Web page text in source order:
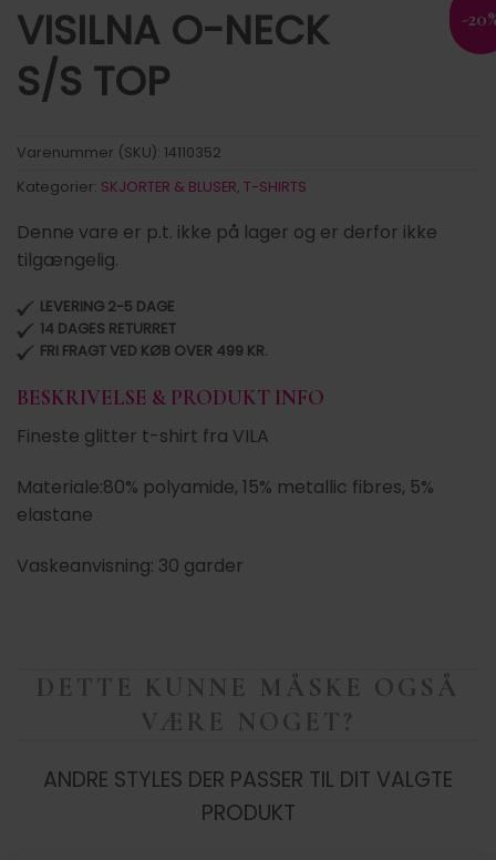
-
VISILNA O-NECK
S/S TOP
Varenummer (SKU): 14110352
Kategorier: SKJORTER & BLUSER, T-SHIRTS
Denne vare er p.t. ikke på lager og er derfor ikke
tilgængelig.
LEVERING 2-5 DAGE
14 DAGES RETURRET
FRI FRAGT VED KØB OVER 499 KR.
BESKRIVELSE & PRODUKT INFO
Fineste glitter t-shirt fra VILA
Materiale:80% polyamide, 15% metallic fibres, 5%
elastane
Vaskeanvisning: 30 garder
DETTE KUNNE MÅSKE OGSÅ
VÆRE NOGET?
ANDRE STYLES DER PASSER TIL DIT VALGTE
PRODUKT